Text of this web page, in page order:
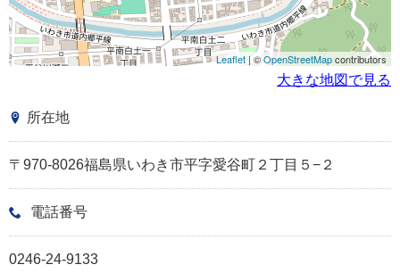
Leaflet| ©OpenStreetMapcontributors
大きな地図で見る
所在地
〒970-8026福島県いわき市平字愛谷町２丁目５−２
電話番号
0246-24-9133